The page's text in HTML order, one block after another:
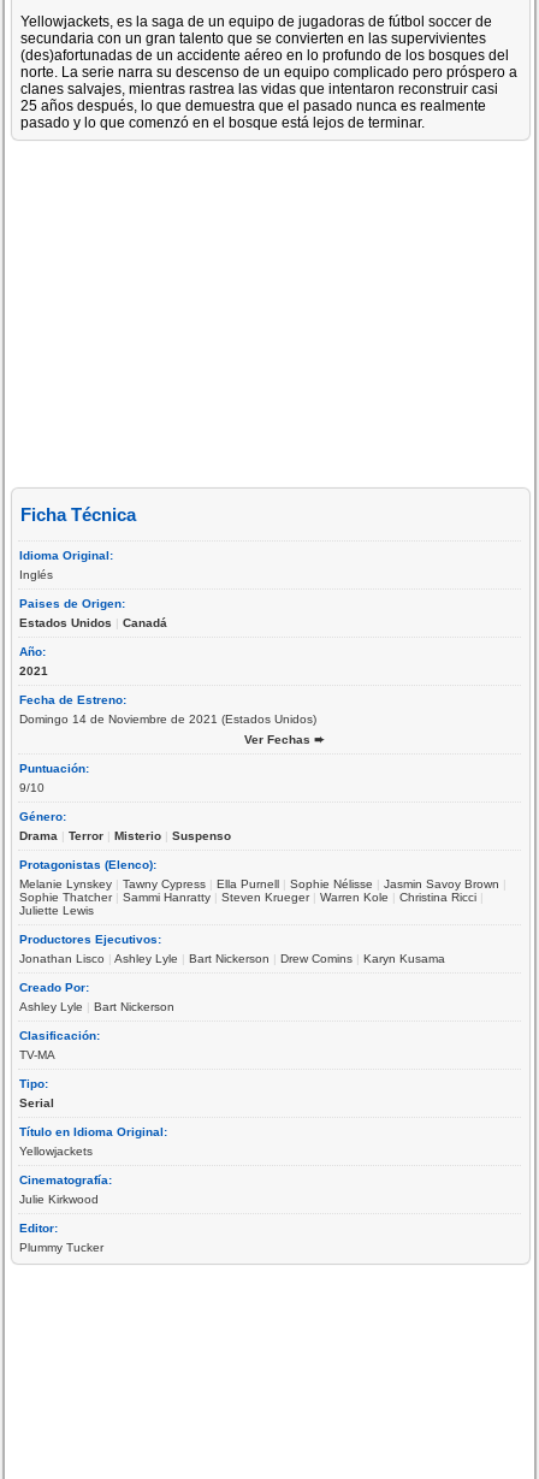
Yellowjackets, es la saga de un equipo de jugadoras de fútbol soccer de
secundaria con un gran talento que se convierten en las supervivientes
(des)afortunadas de un accidente aéreo en lo profundo de los bosques del
norte. La serie narra su descenso de un equipo complicado pero próspero a
clanes salvajes, mientras rastrea las vidas que intentaron reconstruir casi
25 años después, lo que demuestra que el pasado nunca es realmente
pasado y lo que comenzó en el bosque está lejos de terminar.
Ficha Técnica
Idioma Original:
Inglés
Paises de Origen:
Estados Unidos |Canadá
Año:
2021
Fecha de Estreno:
Domingo 14 de Noviembre de 2021 (Estados Unidos)
Ver Fechas ➨
Puntuación:
9/10
Género:
Drama |Terror |Misterio |Suspenso
Protagonistas (Elenco):
Melanie Lynskey |Tawny Cypress |Ella Purnell |Sophie Nélisse |Jasmin Savoy Brown |
Sophie Thatcher|Sammi Hanratty |Steven Krueger|Warren Kole |Christina Ricci |
Juliette Lewis
Productores Ejecutivos:
Jonathan Lisco |Ashley Lyle |Bart Nickerson |Drew Comins |Karyn Kusama
Creado Por:
Ashley Lyle |Bart Nickerson
Clasificación:
TV-MA
Tipo:
Serial
Título en Idioma Original:
Yellowjackets
Cinematografía:
Julie Kirkwood
Editor:
Plummy Tucker